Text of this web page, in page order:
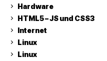
Hardware
HTML5 – JS und CSS3
Internet
Linux
Linux